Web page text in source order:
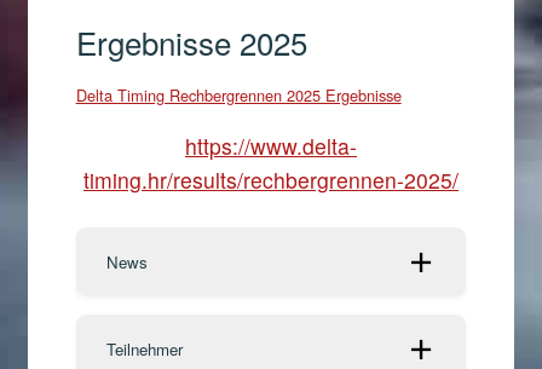
Ergebnisse 2025
Delta Timing Rechbergrennen 2025 Ergebnisse
https://www.delta-
timing.hr/results/rechbergrennen-2025/
News
Teilnehmer